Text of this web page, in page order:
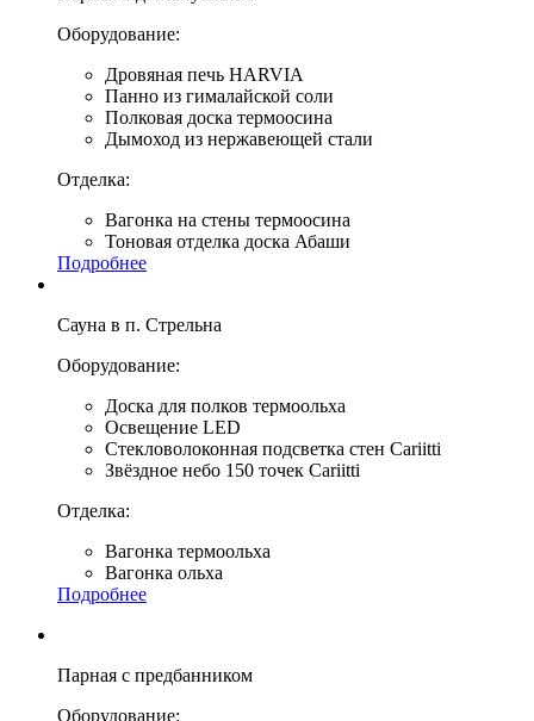
Оборудование:
Дровяная печь HARVIA
Панно из гималайской соли
Полковая доска термоосина
Дымоход из нержавеющей стали
Отделка:
Вагонка на стены термоосина
Тоновая отделка доска Абаши
Подробнее
Сауна в п. Стрельна
Оборудование:
Доска для полков термоольха
Освещение LED
Стекловолоконная подсветка стен Cariitti
Звёздное небо 150 точек Cariitti
Отделка:
Вагонка термоольха
Вагонка ольха
Подробнее
Парная с предбанником
Оборудование: